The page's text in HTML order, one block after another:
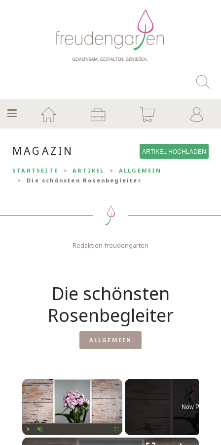
MAGAZIN ARTIKEL HOCHLADEN
STARTSEITE ARTIKEL
ALLGEMEIN
Die schönsten Rosenbegleiter
Redaktion freudengarten
Die schönsten
Rosenbegleiter
ALLGEMEIN
Fullscreen
Now Playing